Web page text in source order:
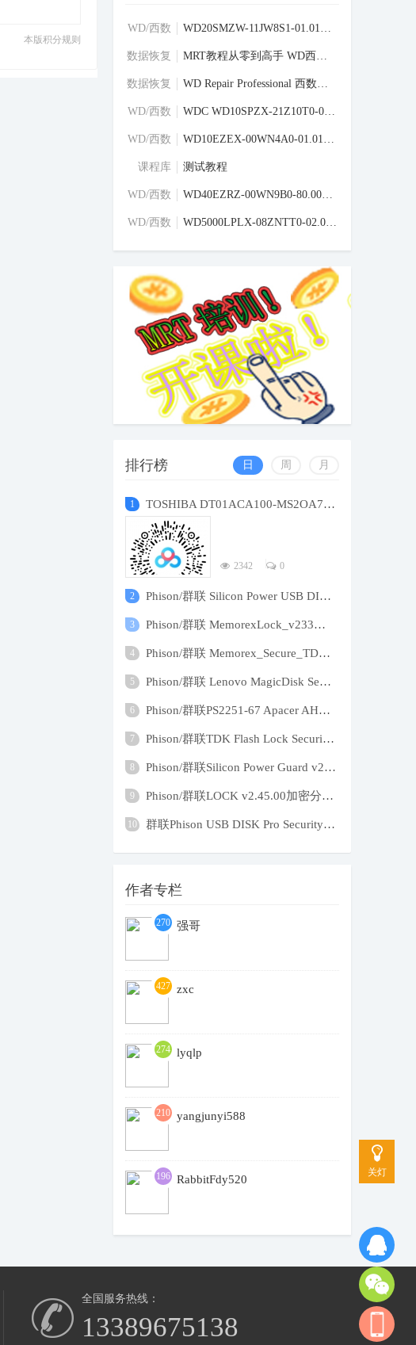
关灯
本版积分规则
WD/西数
区
WD20SMZW-11JW8S1-01.01A01-WD-WX31AB8JCLF
数据恢复
区
MRT教程从零到高手 WD西数硬盘刷写固件教程
数据恢复
区
WD Repair Professional 西数硬盘专修工具
WD/西数
区
WDC WD10SPZX-21Z10T0-02-01A02-WD-WXU1E68
WD/西数
区
WD10EZEX-00WN4A0-01.01A01-WD-WMC6Y0F2VN4
课程库 测试教程
WD/西数
区
WD40EZRZ-00WN9B0-80.00A80-WD-WCC4E6XS839
WD/西数
区
WD5000LPLX-08ZNTT0-02.01A02-WD-WXM1A1696
排行榜 日 周 月
1 TOSHIBA DT01ACA100-MS2OA7L0-65NS174KS
2342 0
2 Phison/群联 Silicon Power USB DISK Pro S
3 Phison/群联 MemorexLock_v233密码安全分区
4 Phison/群联 Memorex_Secure_TD_v275 加密
5 Phison/群联 Lenovo MagicDisk Security ut
6 Phison/群联PS2251-67 Apacer AH325 TDK Lo
7 Phison/群联TDK Flash Lock Security App v
8 Phison/群联Silicon Power Guard v2.49创建
9 Phison/群联LOCK v2.45.00加密分区创建和删
10 群联Phison USB DISK Pro Security App v2.
作者专栏
270 强哥
427 zxc
274 lyqlp
210 yangjunyi588
196 RabbitFdy520
全国服务热线：
13389675138